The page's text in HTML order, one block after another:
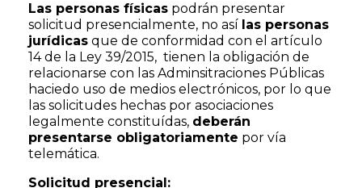
Las personas físicas podrán presentar
solicitud presencialmente, no así las personas
jurídicas que de conformidad con el artículo
14 de la Ley 39/2015, tienen la obligación de
relacionarse con las Adminsitraciones Públicas
haciedo uso de medios electrónicos, por lo que
las solicitudes hechas por asociaciones
legalmente constituídas, deberán
presentarse obligatoriamente por vía
telemática.
Solicitud presencial: